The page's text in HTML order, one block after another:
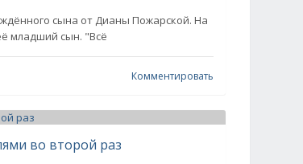
сына от Дианы Пожарской. На
младший сын. "Всё
Комментировать
во второй раз